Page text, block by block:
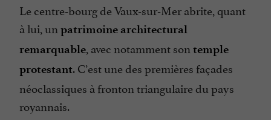
Le centre-bourg de Vaux-sur-Mer abrite, quant
à lui, un patrimoine architectural
remarquable, avec notamment son temple
protestant. C’est une des premières façades
néoclassiques à fronton triangulaire du pays
royannais.